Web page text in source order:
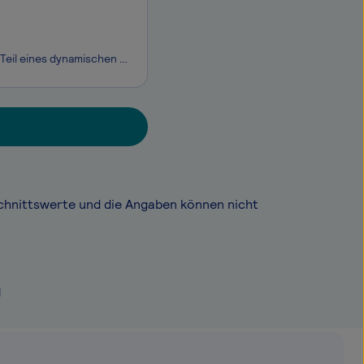
Bist du bereit, den ersten Eindruck unserer Gäste unvergesslich zu machen und Teil eines dynamischen Hotelteams zu werden? Unser Moxy Hotel in Bochum sucht eine*n Reservation Agent (m/w/d), der/die mit Organisationstalent, Service-Mindset und einem Hauch von Rock'n'Roll dafür sorgt, dass jede Buchun
und die Angaben können nicht